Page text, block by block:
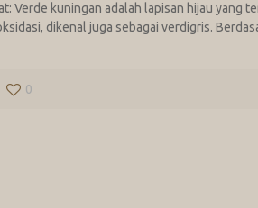
Verde kuningan adalah lapisan hijau yang
dikenal juga sebagai verdigris.
0